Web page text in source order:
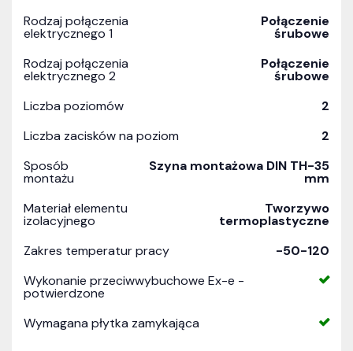
Rodzaj połączenia
elektrycznego 1
Połączenie
śrubowe
Rodzaj połączenia
elektrycznego 2
Połączenie
śrubowe
Liczba poziomów
2
Liczba zacisków na poziom
2
Sposób
montażu
Szyna montażowa DIN TH-35
mm
Materiał elementu
izolacyjnego
Tworzywo
termoplastyczne
Zakres temperatur pracy
-50-120
Wykonanie przeciwwybuchowe Ex-e -
potwierdzone
Wymagana płytka zamykająca